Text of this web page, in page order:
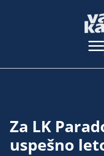
Za LK
uspešno